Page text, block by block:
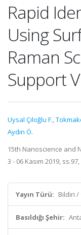
Rapid
Using
Raman
Support
Uysal Çiloğlu F.,
Aydın Ö.
15th Nanoscience and
3 - 06 Kasım 2019,
Yayın Türü: Bildiri /
Basıldığı Şehir: